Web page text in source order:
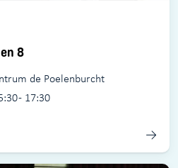
8
de Poelenburcht
- 17:30